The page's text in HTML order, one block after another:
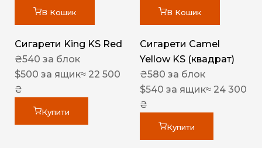
В Кошик
Сигарети King KS Red
₴540 за блок
$500 за ящик≈ 22 500
₴
Купити
В Кошик
Сигарети Camel
Yellow KS (квадрат)
₴580 за блок
$540 за ящик≈ 24 300
₴
Купити